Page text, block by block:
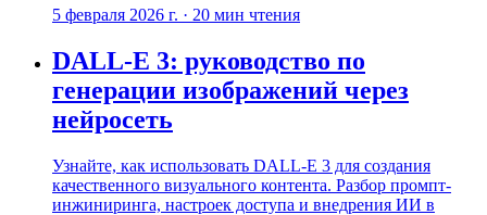
5 февраля 2026 г. · 20 мин чтения
DALL-E 3: руководство по
генерации изображений через
нейросеть
Узнайте, как использовать DALL-E 3 для создания
качественного визуального контента. Разбор промпт-
инжиниринга, настроек доступа и внедрения ИИ в